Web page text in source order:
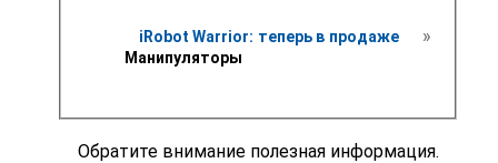
iRobot Warrior: теперь в продаже »
Манипуляторы
Обратите внимание полезная информация.